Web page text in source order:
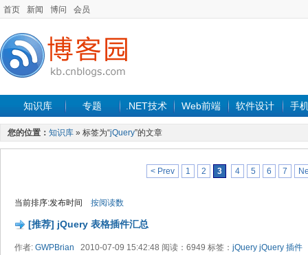
首页 新闻 博问 会员
知识库 专题 .NET技术 Web前端 软件设计 手
您的位置： 知识库 » 标签为“jQuery”的文章
< Prev 1 2 3 4 5 6 7
当前排序:发布时间 按阅读数
[推荐] jQuery 表格插件汇总
作者: GWPBrian 2010-07-09 15:42:48 阅读：6949 标签： jQuery jQuery 插件